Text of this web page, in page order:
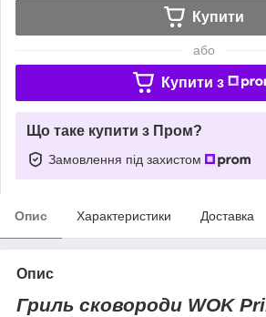
Купити
або
Купити з
Що таке купити з Пром?
Замовлення під захистом
Опис Характеристики Доставка
Опис
Гриль сковороди WOK